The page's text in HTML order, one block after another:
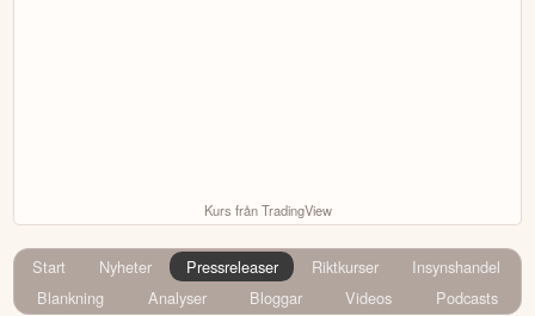
Kurs från TradingView
Start Nyheter Pressreleaser Riktkurser
Insynshandel
Blankning
Analyser Bloggar Videos Podcasts